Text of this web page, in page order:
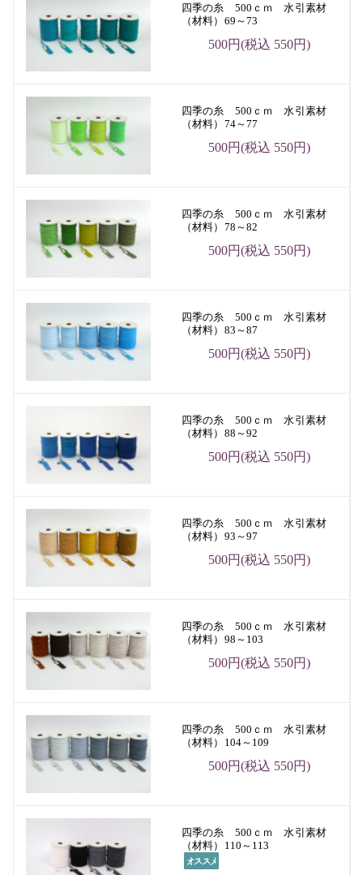
四季の糸 500ｃｍ 水引素材
（材料）69～73
500円(税込 550円)
四季の糸 500ｃｍ 水引素材
（材料）74～77
500円(税込 550円)
四季の糸 500ｃｍ 水引素材
（材料）78～82
500円(税込 550円)
四季の糸 500ｃｍ 水引素材
（材料）83～87
500円(税込 550円)
四季の糸 500ｃｍ 水引素材
（材料）88～92
500円(税込 550円)
四季の糸 500ｃｍ 水引素材
（材料）93～97
500円(税込 550円)
四季の糸 500ｃｍ 水引素材
（材料）98～103
500円(税込 550円)
四季の糸 500ｃｍ 水引素材
（材料）104～109
500円(税込 550円)
四季の糸 500ｃｍ 水引素材
（材料）110～113